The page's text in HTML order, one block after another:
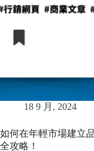
18 9 月, 2024
如何在年輕市場建立
全攻略！